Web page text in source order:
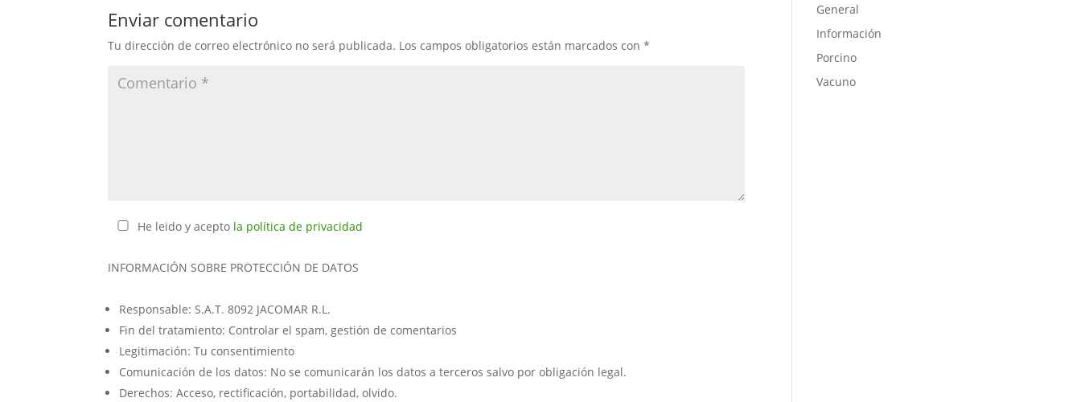
Enviar comentario
Tu dirección de correo electrónico no será publicada. Los campos obligatorios están marcados con*
He leido y acepto la política de privacidad
INFORMACIÓN SOBRE PROTECCIÓN DE DATOS
Responsable: S.A.T. 8092 JACOMAR R.L.
Fin del tratamiento: Controlar el spam, gestión de comentarios
Legitimación: Tu consentimiento
Comunicación de los datos: No se comunicarán los datos a terceros salvo por obligación legal.
Derechos: Acceso, rectificación, portabilidad, olvido.
General
Información
Porcino
Vacuno